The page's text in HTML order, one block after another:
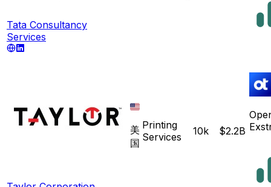
Tata Consultancy
Services
美
国
Printing
Services
10k $2.2B